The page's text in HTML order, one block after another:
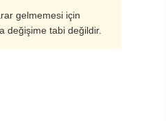
gelmemesi için
değişime tabi değildir.